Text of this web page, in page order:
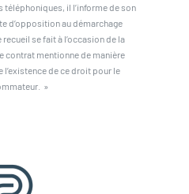
il l’informe de son
d’opposition au démarchage
se fait à l’occasion de la
contrat mentionne de manière
de ce droit pour le
»